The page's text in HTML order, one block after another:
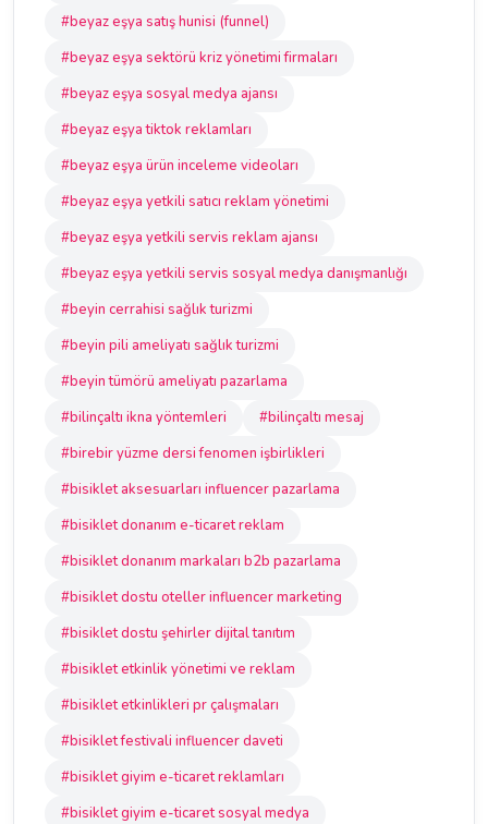
#beyaz eşya satış hunisi (funnel)
#beyaz eşya sektörü kriz yönetimi firmaları
#beyaz eşya sosyal medya ajansı
#beyaz eşya tiktok reklamları
#beyaz eşya ürün inceleme videoları
#beyaz eşya yetkili satıcı reklam yönetimi
#beyaz eşya yetkili servis reklam ajansı
#beyaz eşya yetkili servis sosyal medya danışmanlığı
#beyin cerrahisi sağlık turizmi
#beyin pili ameliyatı sağlık turizmi
#beyin tümörü ameliyatı pazarlama
#bilinçaltı ikna yöntemleri
#bilinçaltı mesaj
#birebir yüzme dersi fenomen işbirlikleri
#bisiklet aksesuarları influencer pazarlama
#bisiklet donanım e-ticaret reklam
#bisiklet donanım markaları b2b pazarlama
#bisiklet dostu oteller influencer marketing
#bisiklet dostu şehirler dijital tanıtım
#bisiklet etkinlik yönetimi ve reklam
#bisiklet etkinlikleri pr çalışmaları
#bisiklet festivali influencer daveti
#bisiklet giyim e-ticaret reklamları
#bisiklet giyim e-ticaret sosyal medya